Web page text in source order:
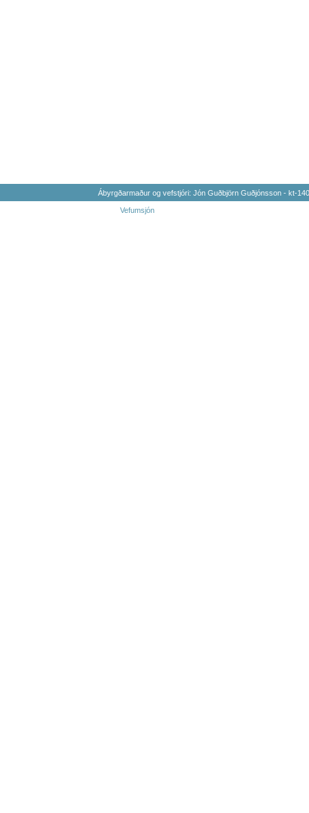
Ábyrgðarmaður og vefstjóri: Jón Guðbjörn Guðjónsson - kt-
Vefumsjón